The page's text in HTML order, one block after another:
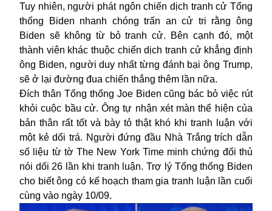
Tuy nhiên, người phát ngôn chiến dịch tranh cử Tổng
thống Biden nhanh chóng trấn an cử tri rằng ông
Biden sẽ không từ bỏ tranh cử. Bên cạnh đó, một
thành viên khác thuộc chiến dịch tranh cử khẳng định
ông Biden, người duy nhất từng đánh bại ông Trump,
sẽ ở lại đường đua chiến thắng thêm lần nữa.
Đích thân Tổng thống Joe Biden cũng bác bỏ việc rút
khỏi cuộc bầu cử. Ông tự nhận xét màn thể hiện của
bản thân rất tốt và bày tỏ thật khó khi tranh luận với
một kẻ dối trá. Người đứng đầu Nhà Trắng trích dẫn
số liệu từ tờ The New York Time minh chứng đối thủ
nói dối 26 lần khi tranh luận. Trợ lý Tổng thống Biden
cho biết ông có kế hoạch tham gia tranh luận lần cuối
cùng vào ngày 10/09.